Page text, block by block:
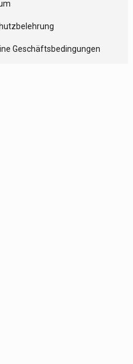
Geschäftsbedingungen